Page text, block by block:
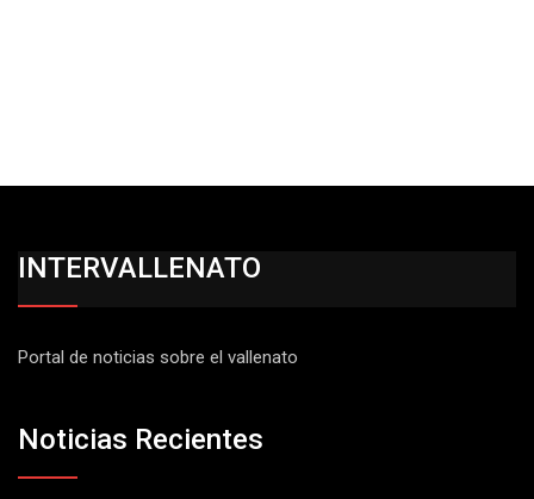
INTERVALLENATO
Portal de noticias sobre el vallenato
Noticias Recientes